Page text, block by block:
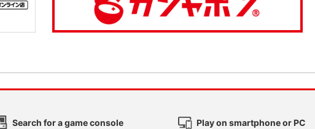
Search for a game console Play on smartphone or PC